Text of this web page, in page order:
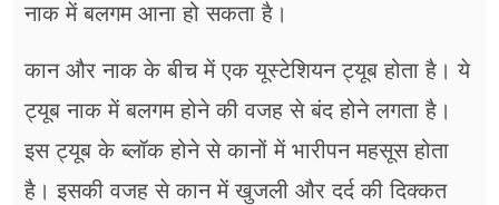
नाक में बलगम आना हो सकता है।
कान और नाक के बीच में एक यूस्टेशियन ट्यूब होता है। ये
ट्यूब नाक में बलगम होने की वजह से बंद होने लगता है।
इस ट्यूब के ब्लॉक होने से कानों में भारीपन महसूस होता
है। इसकी वजह से कान में खुजली और दर्द की दिक्कत